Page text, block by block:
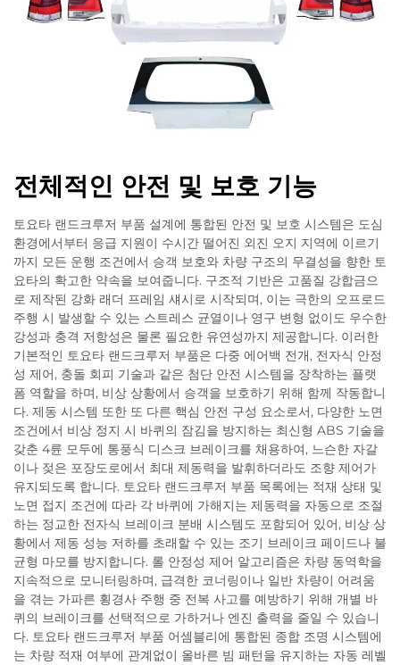
전체적인 안전 및 보호 기능
토요타 랜드크루저 부품 설계에 통합된 안전 및 보호 시스템은 도심
환경에서부터 응급 지원이 수시간 떨어진 외진 오지 지역에 이르기
까지 모든 운행 조건에서 승객 보호와 차량 구조의 무결성을 향한 토
요타의 확고한 약속을 보여줍니다. 구조적 기반은 고품질 강합금으
로 제작된 강화 래더 프레임 섀시로 시작되며, 이는 극한의 오프로드
주행 시 발생할 수 있는 스트레스 균열이나 영구 변형 없이도 우수한
강성과 충격 저항성은 물론 필요한 유연성까지 제공합니다. 이러한
기본적인 토요타 랜드크루저 부품은 다중 에어백 전개, 전자식 안정
성 제어, 충돌 회피 기술과 같은 첨단 안전 시스템을 장착하는 플랫
폼 역할을 하며, 비상 상황에서 승객을 보호하기 위해 함께 작동합니
다. 제동 시스템 또한 또 다른 핵심 안전 구성 요소로서, 다양한 노면
조건에서 비상 정지 시 바퀴의 잠김을 방지하는 최신형 ABS 기술을
갖춘 4륜 모두에 통풍식 디스크 브레이크를 채용하여, 느슨한 자갈
이나 젖은 포장도로에서 최대 제동력을 발휘하더라도 조향 제어가
유지되도록 합니다. 토요타 랜드크루저 부품 목록에는 적재 상태 및
노면 접지 조건에 따라 각 바퀴에 가해지는 제동력을 자동으로 조절
하는 정교한 전자식 브레이크 분배 시스템도 포함되어 있어, 비상 상
황에서 제동 성능 저하를 초래할 수 있는 조기 브레이크 페이드나 불
균형 마모를 방지합니다. 롤 안정성 제어 알고리즘은 차량 동역학을
지속적으로 모니터링하며, 급격한 코너링이나 일반 차량이 어려움
을 겪는 가파른 횡경사 주행 중 전복 사고를 예방하기 위해 개별 바
퀴의 브레이크를 선택적으로 가하거나 엔진 출력을 줄일 수 있습니
다. 토요타 랜드크루저 부품 어셈블리에 통합된 종합 조명 시스템에
는 차량 적재 여부에 관계없이 올바른 빔 패턴을 유지하는 자동 레벨